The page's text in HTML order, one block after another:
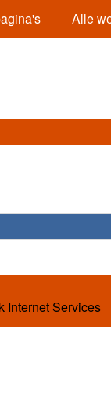
Alle
Internet Services